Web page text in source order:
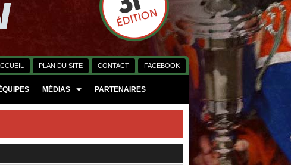
FACEBOOK
CONTACT
PLAN DU SITE
MÉDIAS PARTENAIRES